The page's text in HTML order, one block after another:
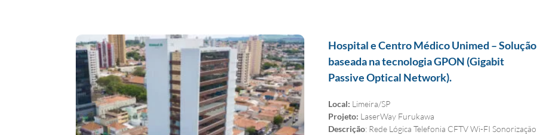
Hospital e Centro Médico Unimed – Solução
baseada na tecnologia GPON (Gigabit
Passive Optical Network).
Local: Limeira/SP
Projeto: LaserWay Furukawa
Descrição: Rede Lógica Telefonia CFTV Wi-FI Sonorização